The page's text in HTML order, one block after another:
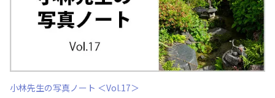
小林先生の写真ノート ＜Vol.17＞